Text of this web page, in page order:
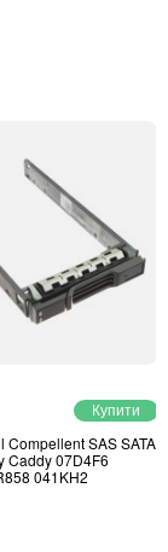
Compellent SAS SATA
Caddy 07D4F6
041KH2